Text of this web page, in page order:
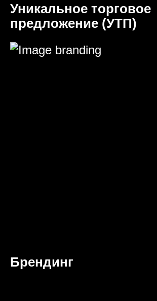
Уникальное торговое
предложение (УТП)
Брендинг